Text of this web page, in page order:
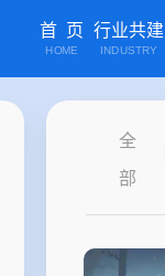
首 页
HOME
行业共建
INDUSTRY
全
部